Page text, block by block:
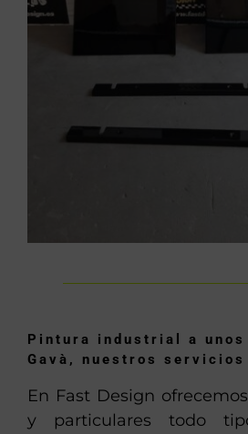
Pintura industrial a unos
Gavà, nuestros servicios
En Fast Design
y particulares todo